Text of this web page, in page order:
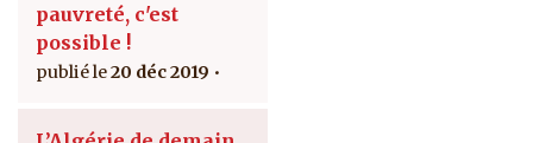
pauvreté, c'est
possible !
20 déc 2019